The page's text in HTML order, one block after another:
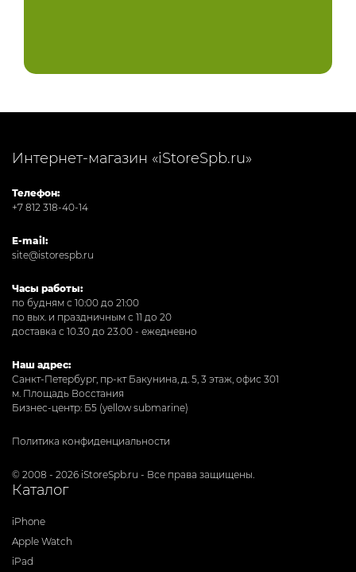
Интернет-магазин «iStoreSpb.ru»
Телефон:
+7 812 318-40-14
E-mail:
site@istorespb.ru
Часы работы:
по будням с 10:00 до 21:00
по вых. и праздничным с 11 до 20
доставка с 10.30 до 23.00 - ежедневно
Наш адрес:
Санкт-Петербург, пр-кт Бакунина, д. 5, 3 этаж, офис 301
м. Площадь Восстания
Бизнес-центр: Б5 (yellow submarine)
Политика конфиденциальности
© 2008 - 2026 iStoreSpb.ru - Все права защищены.
Каталог
iPhone
Apple Watch
iPad